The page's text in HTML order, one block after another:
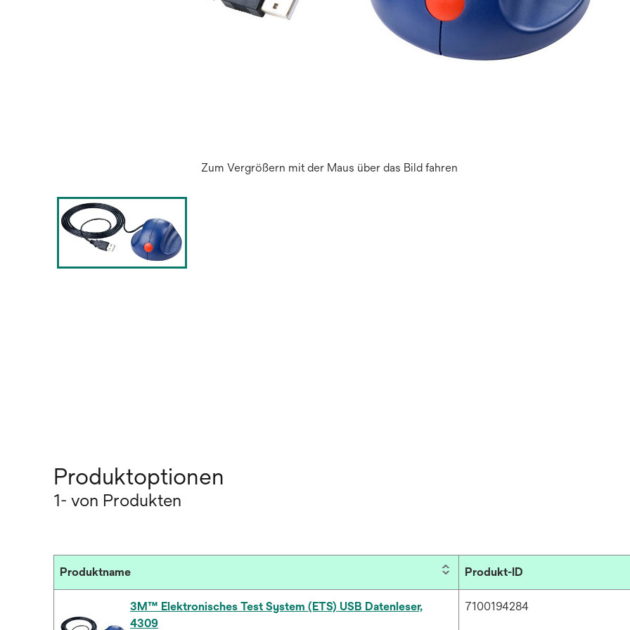
Zum Vergrößern mit der Maus über das Bild fahren
Produktoptionen
1- von Produkten
Produktname Produkt-ID
3M™ Elektronisches Test System (ETS) USB Datenleser,
4309
7100194284